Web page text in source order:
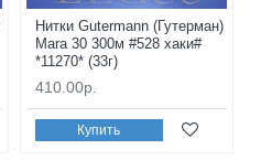
Нитки Gutermann (Гутерман)
Mara 30 300м #528 хаки#
*11270* (33г)
410.00р.
Купить